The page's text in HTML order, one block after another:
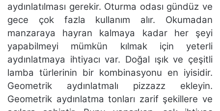
aydınlatılması gerekir. Oturma odası gündüz ve
gece çok fazla kullanım alır. Okumadan
manzaraya hayran kalmaya kadar her şeyi
yapabilmeyi mümkün kılmak için yeterli
aydınlatmaya ihtiyacı var. Doğal ışık ve çeşitli
lamba türlerinin bir kombinasyonu en iyisidir.
Geometrik aydınlatmalı pizzazz ekleyin.
Geometrik aydınlatma tonları zarif şekillere ve